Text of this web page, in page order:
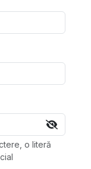
o literă